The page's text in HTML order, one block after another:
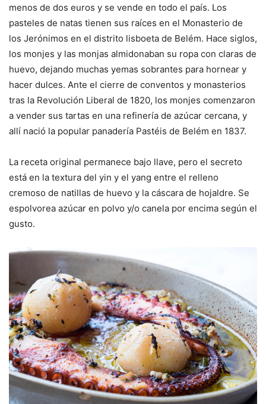
menos de dos euros y se vende en todo el país. Los
pasteles de natas tienen sus raíces en el Monasterio de
los Jerónimos en el distrito lisboeta de Belém. Hace siglos,
los monjes y las monjas almidonaban su ropa con claras de
huevo, dejando muchas yemas sobrantes para hornear y
hacer dulces. Ante el cierre de conventos y monasterios
tras la Revolución Liberal de 1820, los monjes comenzaron
a vender sus tartas en una refinería de azúcar cercana, y
allí nació la popular panadería Pastéis de Belém en 1837.
La receta original permanece bajo llave, pero el secreto
está en la textura del yin y el yang entre el relleno
cremoso de natillas de huevo y la cáscara de hojaldre. Se
espolvorea azúcar en polvo y/o canela por encima según el
gusto.